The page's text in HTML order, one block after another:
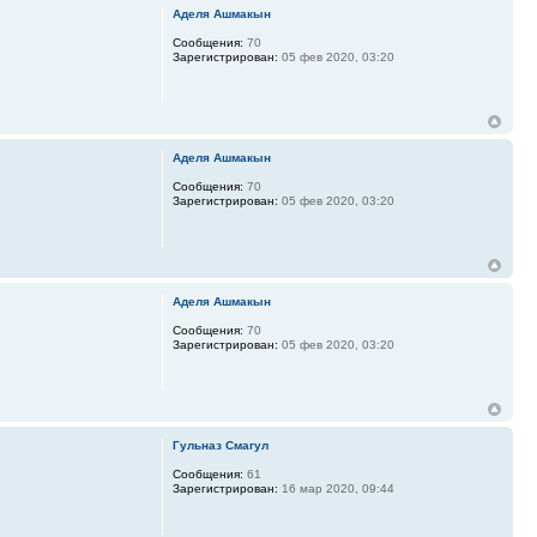
Аделя Ашмакын
Сообщения: 70
Зарегистрирован: 05 фев 2020, 03:20
Аделя Ашмакын
Сообщения: 70
Зарегистрирован: 05 фев 2020, 03:20
Аделя Ашмакын
Сообщения: 70
Зарегистрирован: 05 фев 2020, 03:20
Гульназ Смагул
Сообщения: 61
Зарегистрирован: 16 мар 2020, 09:44